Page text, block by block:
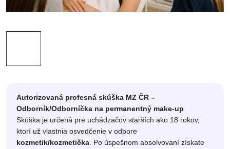
Autorizovaná profesná skúška MZ ČR –
Odborník/Odborníčka na permanentný make-up
Skúška je určená pre uchádzačov starších ako 18 rokov,
ktorí už vlastnia osvedčenie v odbore
kozmetik/kozmetička . Po úspešnom absolvovaní získate